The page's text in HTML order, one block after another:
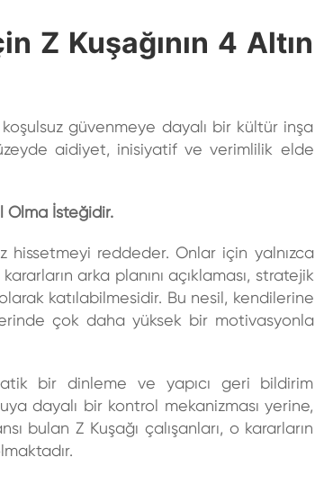
Z Kuşağının 4 Altın
güvenmeye dayalı bir kültür inşa
aidiyet, inisiyatif ve verimlilik elde
Olma İsteğidir.
hissetmeyi reddeder. Onlar için yalnızca
arka planını açıklaması, stratejik
katılabilmesidir. Bu nesil, kendilerine
çok daha yüksek bir motivasyonla
bir dinleme ve yapıcı geri bildirim
dayalı bir kontrol mekanizması yerine,
bulan Z Kuşağı çalışanları, o kararların